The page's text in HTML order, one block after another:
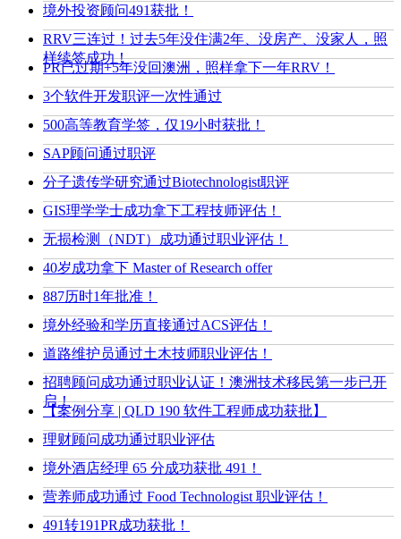
境外投资顾问491获批！
RRV三连过！过去5年没住满2年、没房产、没家人，照
样续签成功！
PR已过期+5年没回澳洲，照样拿下一年RRV！
3个软件开发职评一次性通过
500高等教育学签，仅19小时获批！
SAP顾问通过职评
分子遗传学研究通过Biotechnologist职评
GIS理学学士成功拿下工程技师评估！
无损检测（NDT）成功通过职业评估！
40岁成功拿下 Master of Research offer
887历时1年批准！
境外经验和学历直接通过ACS评估！
道路维护员通过土木技师职业评估！
招聘顾问成功通过职业认证！澳洲技术移民第一步已开
启！
【案例分享 | QLD 190 软件工程师成功获批】
理财顾问成功通过职业评估
境外酒店经理 65 分成功获批 491！
营养师成功通过 Food Technologist 职业评估！
491转191PR成功获批！